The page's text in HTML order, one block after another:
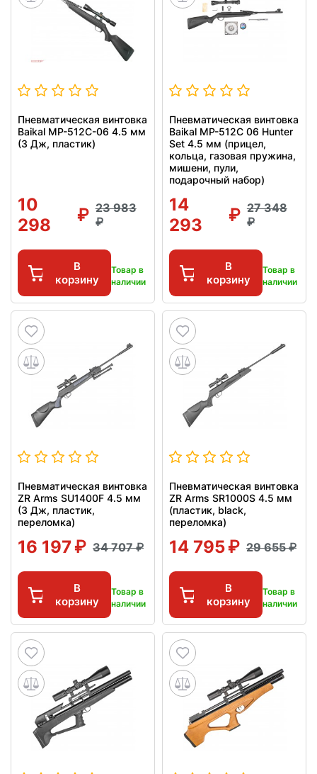
Пневматическая винтовка
Baikal МР-512С-06 4.5 мм
(3 Дж, пластик)
10
298
23 983
В
корзину
Товар в
наличии
Пневматическая винтовка
Baikal МР-512С 06 Hunter
Set 4.5 мм (прицел,
кольца, газовая пружина,
мишени, пули,
подарочный набор)
14
293
27 348
В
корзину
Товар в
наличии
Пневматическая винтовка
ZR Arms SU1400F 4.5 мм
(3 Дж, пластик,
переломка)
16 197 34 707
В
корзину
Товар в
наличии
Пневматическая винтовка
ZR Arms SR1000S 4.5 мм
(пластик, black,
переломка)
14 795 29 655
В
корзину
Товар в
наличии